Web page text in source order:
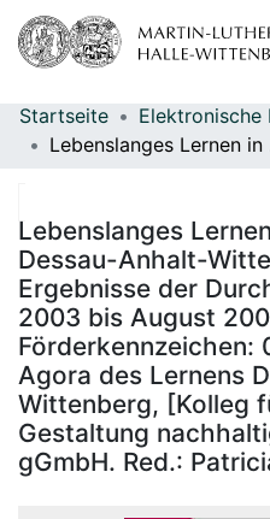
Bereiche & Sammlungen
Statistiken
Startseite
Lebenslanges
Dessau-Anhalt-
Ergebnisse der
2003 bis August
Förderkennzeichen:
Agora des Lernens
Wittenberg, [Kolleg
Gestaltung
gGmbH. Red.: